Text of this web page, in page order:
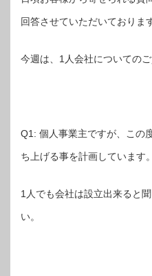
回答させていただいておりま
今週は、1人会社についてのご
Q1: 個人事業主ですが、この
ち上げる事を計画しています。
1人でも会社は設立出来ると
い。